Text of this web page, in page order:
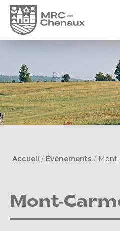
Accueil / Événements /
Mont-